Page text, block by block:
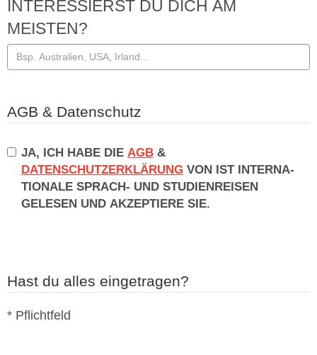
INTERESSIERST DU DICH AM
MEISTEN?
AGB & Datenschutz
JA, ICH HABE DIE AGB &
DATENSCHUTZERKLÄRUNG VON IST IN­TER­NA­
TIO­NA­LE SPRACH- UND STU­DI­EN­REI­SEN
GELESEN UND AKZEPTIERE SIE.
Hast du alles eingetragen?
* Pflichtfeld